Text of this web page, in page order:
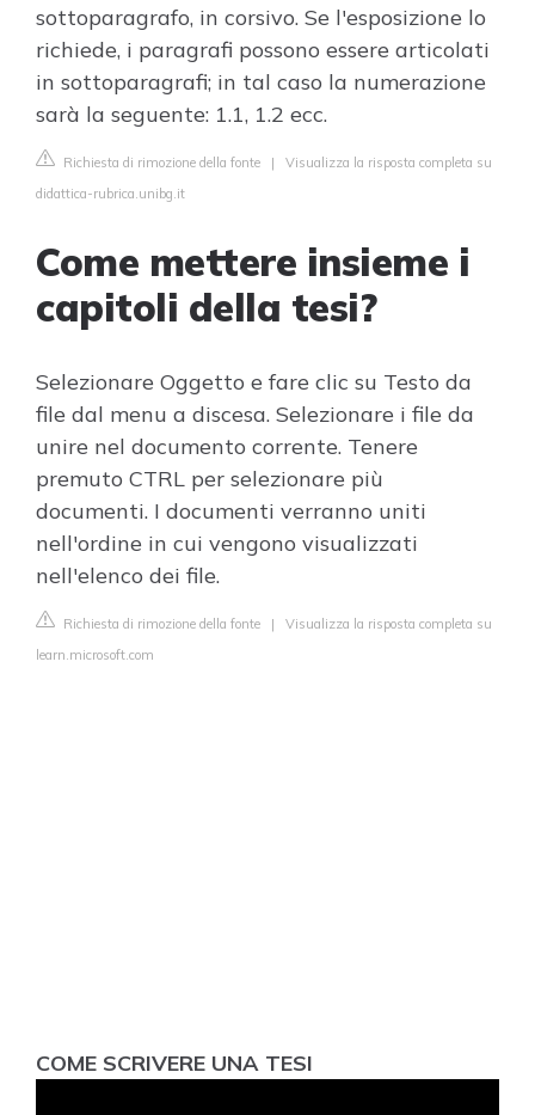
sottoparagrafo, in corsivo. Se l'esposizione lo
richiede, i paragrafi possono essere articolati
in sottoparagrafi; in tal caso la numerazione
sarà la seguente: 1.1, 1.2 ecc.
Richiesta di rimozione della fonte | Visualizza la risposta completa su
didattica-rubrica.unibg.it
Come mettere insieme i
capitoli della tesi?
Selezionare Oggetto e fare clic su Testo da
file dal menu a discesa. Selezionare i file da
unire nel documento corrente. Tenere
premuto CTRL per selezionare più
documenti. I documenti verranno uniti
nell'ordine in cui vengono visualizzati
nell'elenco dei file.
Richiesta di rimozione della fonte | Visualizza la risposta completa su
learn.microsoft.com
COME SCRIVERE UNA TESI